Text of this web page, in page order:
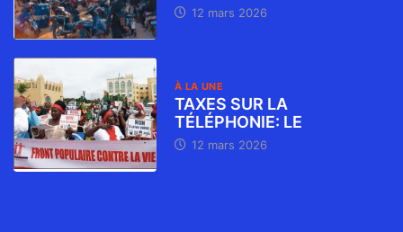
12 mars 2026
À LA UNE
TAXES SUR LA
TÉLÉPHONIE: LE
12 mars 2026